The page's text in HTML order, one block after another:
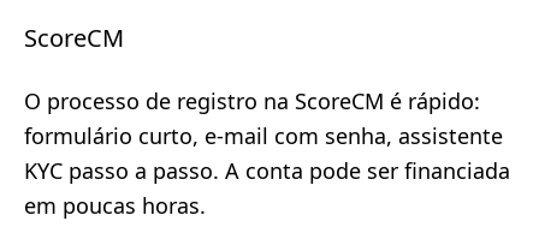
ScoreCM
O processo de registro na ScoreCM é rápido:
formulário curto, e-mail com senha, assistente
KYC passo a passo. A conta pode ser financiada
em poucas horas.